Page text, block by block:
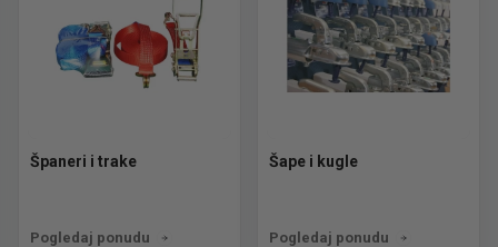
Španeri i trake
Pogledaj ponudu
Šape i kugle
Pogledaj ponudu